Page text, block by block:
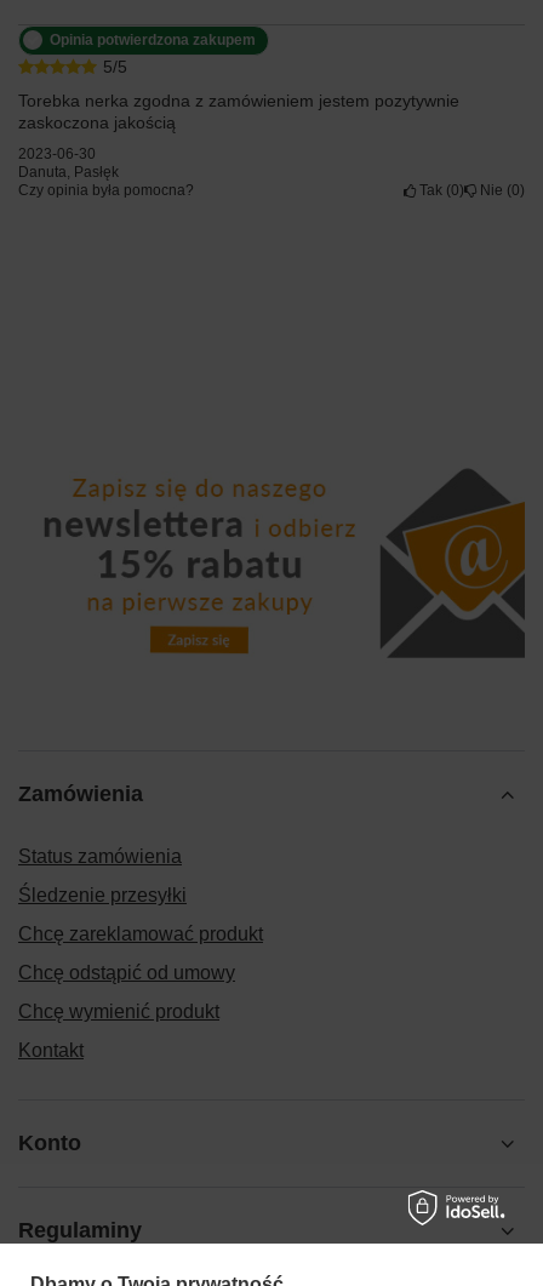
5/5
Opinia potwierdzona zakupem
Torebka nerka zgodna z zamówieniem jestem pozytywnie
zaskoczona jakością
2023-06-30
Danuta, Pasłęk
Czy opinia była pomocna?
Tak 0 Nie 0
Zamówienia
Status zamówienia
Śledzenie przesyłki
Chcę zareklamować produkt
Chcę odstąpić od umowy
Chcę wymienić produkt
Kontakt
Konto
Regulaminy